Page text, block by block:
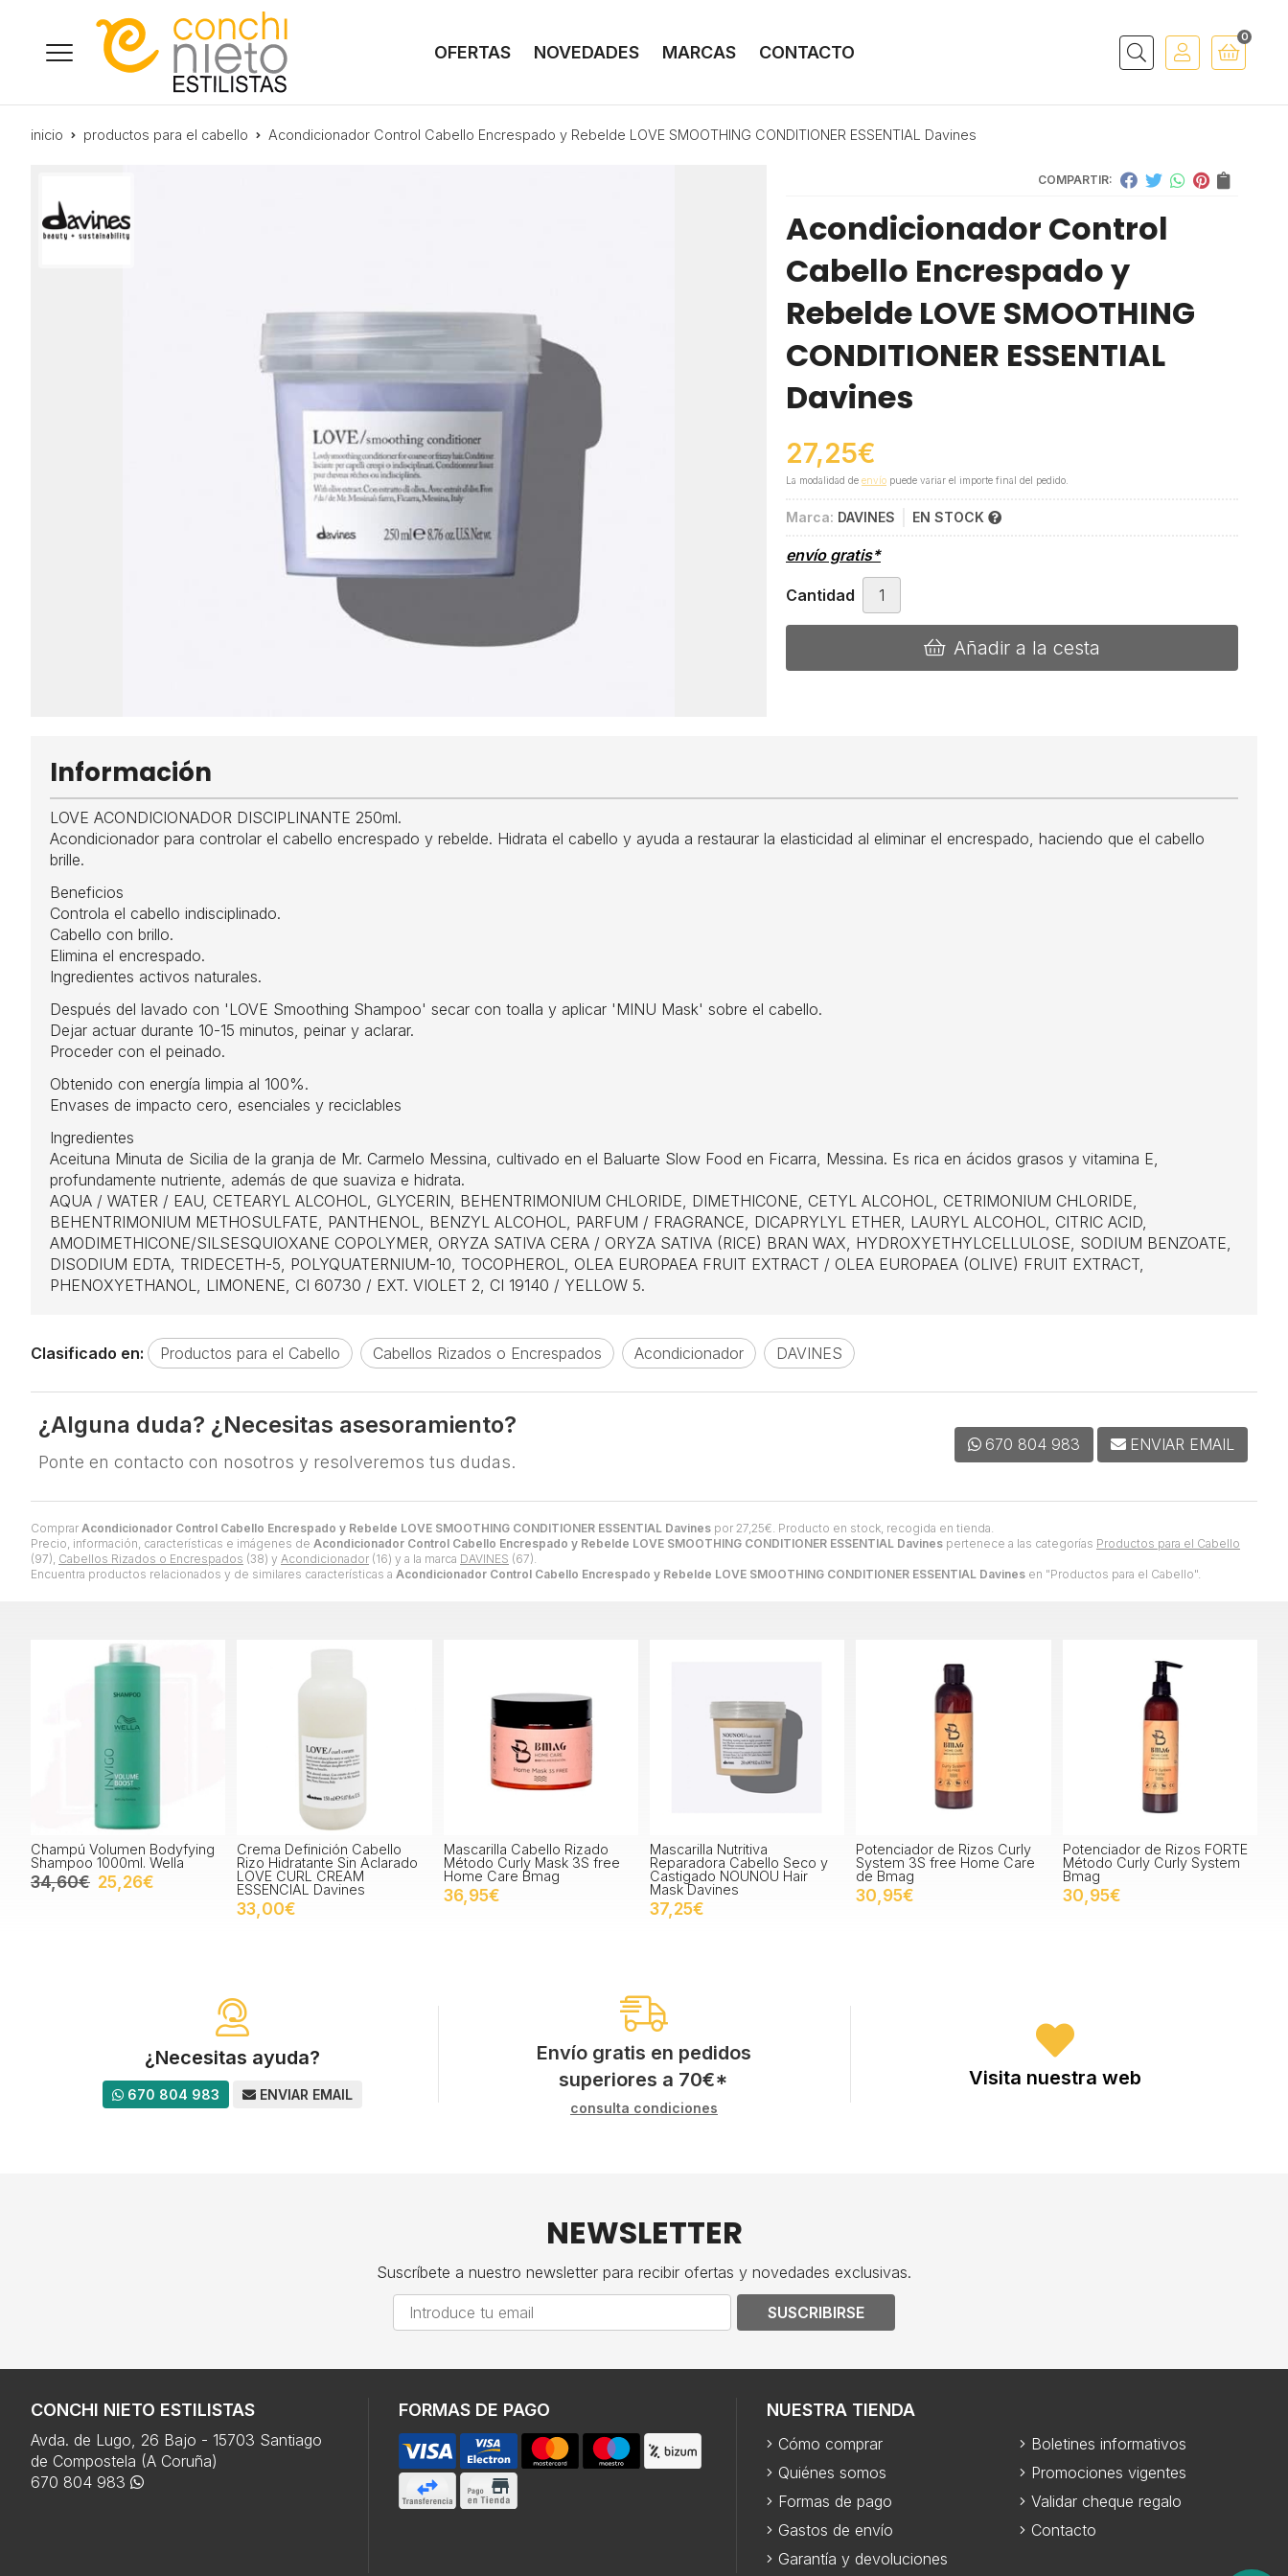
OFERTAS NOVEDADES MARCAS CONTACTO Buscar
0
inicio productos para el cabello Acondicionador Control Cabello Encrespado y Rebelde LOVE SMOOTHING CONDITIONER ESSENTIAL Davines
COMPARTIR:
Acondicionador Control
Cabello Encrespado y
Rebelde LOVE SMOOTHING
CONDITIONER ESSENTIAL
Davines
27,25€
La modalidad de envío puede variar el importe final del pedido.
Marca: DAVINES EN STOCK
envío gratis*
Cantidad
Añadir a la cesta
Comprar Acondicionador Control Cabello Encrespado y Rebelde LOVE SMOOTHING CONDITIONER ESSENTIAL Davines por 27,25€. Producto en stock, recogida en tienda.
Precio, información, características e imágenes de Acondicionador Control Cabello Encrespado y Rebelde LOVE SMOOTHING CONDITIONER ESSENTIAL Davines pertenece a las categorías Productos para el Cabello
(97), Cabellos Rizados o Encrespados (38) y Acondicionador (16) y a la marca DAVINES (67).
Encuentra productos relacionados y de similares características a Acondicionador Control Cabello Encrespado y Rebelde LOVE SMOOTHING CONDITIONER ESSENTIAL Davines en "Productos para el Cabello".
Información
LOVE ACONDICIONADOR DISCIPLINANTE 250ml.
Acondicionador para controlar el cabello encrespado y rebelde. Hidrata el cabello y ayuda a restaurar la elasticidad al eliminar el encrespado, haciendo que el cabello
brille.
Beneficios
Controla el cabello indisciplinado.
Cabello con brillo.
Elimina el encrespado.
Ingredientes activos naturales.
Después del lavado con 'LOVE Smoothing Shampoo' secar con toalla y aplicar 'MINU Mask' sobre el cabello.
Dejar actuar durante 10-15 minutos, peinar y aclarar.
Proceder con el peinado.
Obtenido con energía limpia al 100%.
Envases de impacto cero, esenciales y reciclables
Ingredientes
Aceituna Minuta de Sicilia de la granja de Mr. Carmelo Messina, cultivado en el Baluarte Slow Food en Ficarra, Messina. Es rica en ácidos grasos y vitamina E,
profundamente nutriente, además de que suaviza e hidrata.
AQUA / WATER / EAU, CETEARYL ALCOHOL, GLYCERIN, BEHENTRIMONIUM CHLORIDE, DIMETHICONE, CETYL ALCOHOL, CETRIMONIUM CHLORIDE,
BEHENTRIMONIUM METHOSULFATE, PANTHENOL, BENZYL ALCOHOL, PARFUM / FRAGRANCE, DICAPRYLYL ETHER, LAURYL ALCOHOL, CITRIC ACID,
AMODIMETHICONE/SILSESQUIOXANE COPOLYMER, ORYZA SATIVA CERA / ORYZA SATIVA (RICE) BRAN WAX, HYDROXYETHYLCELLULOSE, SODIUM BENZOATE,
DISODIUM EDTA, TRIDECETH-5, POLYQUATERNIUM-10, TOCOPHEROL, OLEA EUROPAEA FRUIT EXTRACT / OLEA EUROPAEA (OLIVE) FRUIT EXTRACT,
PHENOXYETHANOL, LIMONENE, CI 60730 / EXT. VIOLET 2, CI 19140 / YELLOW 5.
Clasificado en: Productos para el Cabello Cabellos Rizados o Encrespados Acondicionador DAVINES
¿Alguna duda? ¿Necesitas asesoramiento?
Ponte en contacto con nosotros y resolveremos tus dudas.
670 804 983 ENVIAR EMAIL
Champú Volumen Bodyfying
Shampoo 1000ml. Wella
34,60€ 25,26€
Crema Definición Cabello
Rizo Hidratante Sin Aclarado
LOVE CURL CREAM
ESSENCIAL Davines
33,00€
Mascarilla Cabello Rizado
Método Curly Mask 3S free
Home Care Bmag
36,95€
Mascarilla Nutritiva
Reparadora Cabello Seco y
Castigado NOUNOU Hair
Mask Davines
37,25€
Potenciador de Rizos Curly
System 3S free Home Care
de Bmag
30,95€
Potenciador de Rizos FORTE
Método Curly Curly System
Bmag
30,95€
¿Necesitas ayuda?
670 804 983 ENVIAR EMAIL
Envío gratis en pedidos
superiores a 70€*
consulta condiciones
Visita nuestra web
NEWSLETTER
Suscríbete a nuestro newsletter para recibir ofertas y novedades exclusivas.
SUSCRIBIRSE
CONCHI NIETO ESTILISTAS
Avda. de Lugo, 26 Bajo - 15703 Santiago
de Compostela (A Coruña)
670 804 983
FORMAS DE PAGO NUESTRA TIENDA
Cómo comprar
Quiénes somos
Formas de pago
Gastos de envío
Garantía y devoluciones
Boletines informativos
Promociones vigentes
Validar cheque regalo
Contacto